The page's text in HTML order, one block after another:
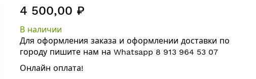
4 500,00 ₽
В наличии
Для оформления заказа и оформлении доставки по
городу пишите нам на Whatsapp 8 913 964 53 07
Онлайн оплата!